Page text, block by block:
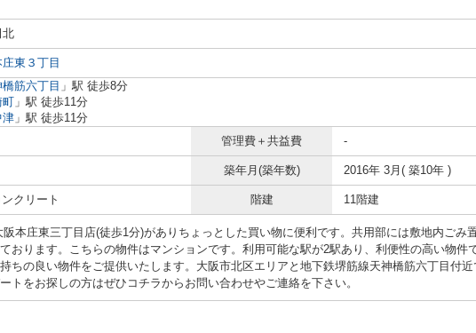
北
東３丁目
橋筋六丁目 」駅 徒歩8分
町 」駅 徒歩11分
津 」駅 徒歩11分
管理費＋共益費 -
築年月(築年数) 2016年 3月( 築10年 )
クリート 階建 11階建
本庄東三丁目店(徒歩1分)がありちょっとした買い物に便利です。共用部には敷地内ごみ
おります。こちらの物件はマンションです。利用可能な駅が2駅あり、利便性の高い物件
ちの良い物件をご提供いたします。大阪市北区エリアと地下鉄堺筋線天神橋筋六丁目付近
トをお探しの方はぜひコチラからお問い合わせやご連絡を下さい。